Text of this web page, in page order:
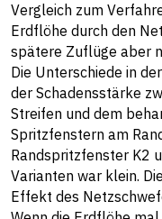
Vergleich zum
Erdflöhe durch den
spätere Zuflüge aber
Die Unterschiede in
der Schadensstärke
Streifen und dem
Spritzfenstern am
Randspritzfenster K2
Varianten war klein.
Effekt des